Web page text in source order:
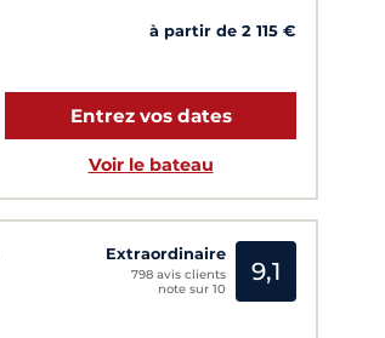
à partir de 2 115 €
Entrez vos dates
Voir le bateau
Extraordinaire
798 avis clients
note sur 10
9,1